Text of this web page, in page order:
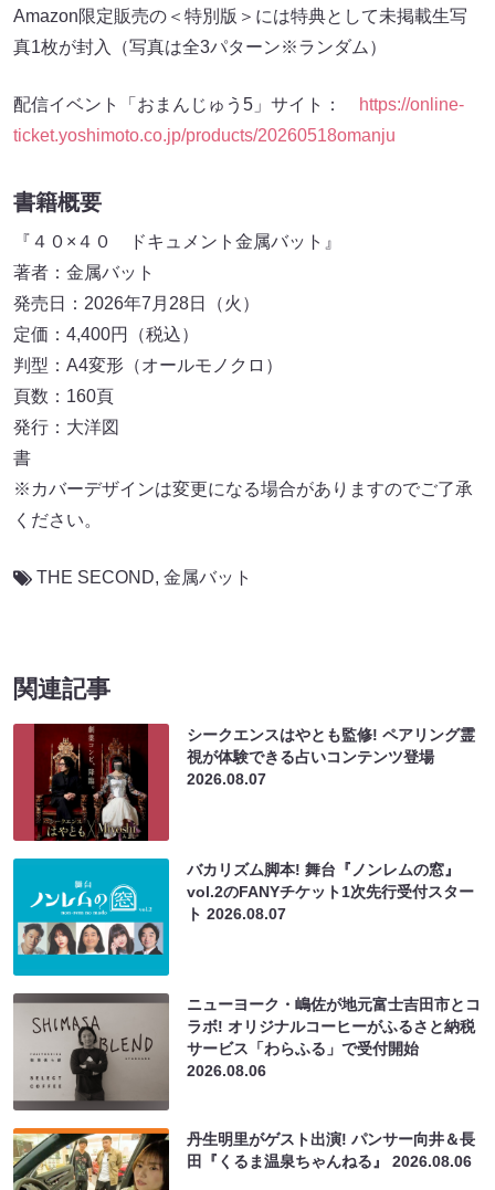
Amazon限定販売の＜特別版＞には特典として未掲載生写
真1枚が封入（写真は全3パターン※ランダム）
配信イベント「おまんじゅう5」サイト：
https://online-
ticket.yoshimoto.co.jp/products/20260518omanju
書籍概要
『４０×４０ ドキュメント金属バット』
著者：金属バット
発売日：2026年7月28日（火）
定価：4,400円（税込）
判型：A4変形（オールモノクロ）
頁数：160頁
発行：大洋図
※カバーデザインは変更になる場合がありますのでご了承
ください。
THE SECOND, 金属バット
関連記事
シークエンスはやとも監修! ペアリング霊
視が体験できる占いコンテンツ登場
2026.08.07
バカリズム脚本! 舞台『ノンレムの窓』
vol.2のFANYチケット1次先行受付スター
ト2026.08.07
ニューヨーク・嶋佐が地元富士吉田市とコ
ラボ! オリジナルコーヒーがふるさと納税
サービス「わらふる」で受付開始
2026.08.06
丹生明里がゲスト出演! パンサー向井＆長
田『くるま温泉ちゃんねる』2026.08.06